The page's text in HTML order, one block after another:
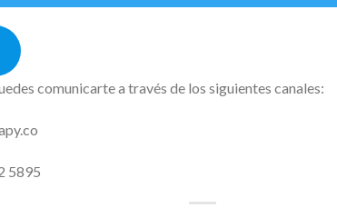
comunicarte a través de los siguientes canales:
5895